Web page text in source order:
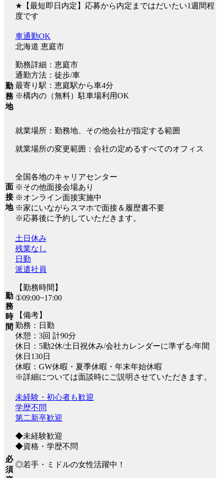
★【最短即日内定】応募から内定まではだいたい1週間程
度です
勤
務
地
車通勤OK
北海道 恵庭市
勤務詳細：恵庭市
通勤方法：徒歩/車
最寄り駅：恵庭駅から車4分
※構内の（無料）駐車場利用OK
就業場所：勤務地、その他会社が指定する範囲
就業場所の変更範囲：会社の定めるすべてのオフィス
面
接
地
全国各地のキャリアセンター
※その他面接会場あり
※オンライン面接実施中
※家にいながらスマホで面接＆履歴書不要
※応募後に予約していただきます。
勤
務
時
間
土日休み
残業なし
日勤
派遣社員
【勤務時間】
①09:00~17:00
【備考】
勤務：日勤
休憩：3回 計90分
休日：5勤2休/土日祝休み/会社カレンダーに準ずる/年間
休日130日
休暇：GW休暇・夏季休暇・年末年始休暇
※詳細については面談時にご説明させていただきます。
必
須
未経験・初心者も歓迎
学歴不問
第二新卒歓迎
◆未経験歓迎
◆資格・学歴不問
◎若手・ミドルの女性活躍中！